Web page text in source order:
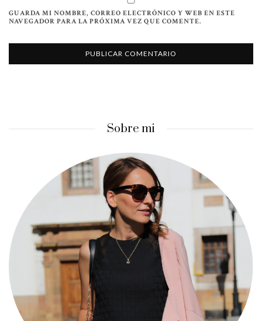
GUARDA MI NOMBRE, CORREO ELECTRÓNICO Y WEB EN ESTE
NAVEGADOR PARA LA PRÓXIMA VEZ QUE COMENTE.
Sobre mi